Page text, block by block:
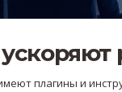
плагины и